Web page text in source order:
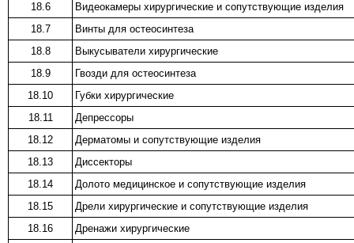
18.6
Видеокамеры хирургические и сопутствующие изделия
18.7
Винты для остеосинтеза
18.8
Выкусыватели хирургические
18.9
Гвозди для остеосинтеза
18.10
Губки хирургические
18.11
Депрессоры
18.12
Дерматомы и сопутствующие изделия
18.13
Диссекторы
18.14
Долото медицинское и сопутствующие изделия
18.15
Дрели хирургические и сопутствующие изделия
18.16
Дренажи хирургические